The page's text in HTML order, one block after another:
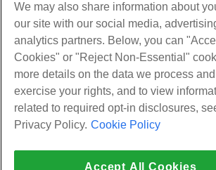
产品展示
虚拟主机
企业主机
转销商托管
白标经销商
管理Linux VPS
非托管Linux VPS
管理Windows. VPS
服务
社区
产品资料
公司
关于我们
We may also share information about
our site with our social media,
analytics partners. Below, you can
Cookies" or "Reject Non-Essential"
more details on the data we process
exercise your rights, and to view
related to required opt-in disclosures,
Privacy Policy. Cookie Policy
Accept All Cookies